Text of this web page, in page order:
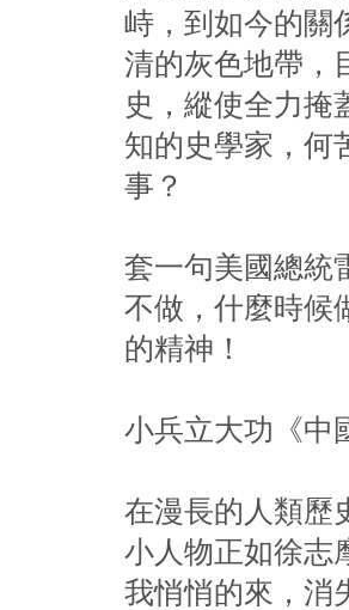
峙，到如今的關
清的灰色地帶，
史，縱使全力掩
知的史學家，何
事？
套一句美國總統
不做，什麼時候
的精神！
小兵立大功《中
在漫長的人類歷
小人物正如徐
我悄悄的來，消